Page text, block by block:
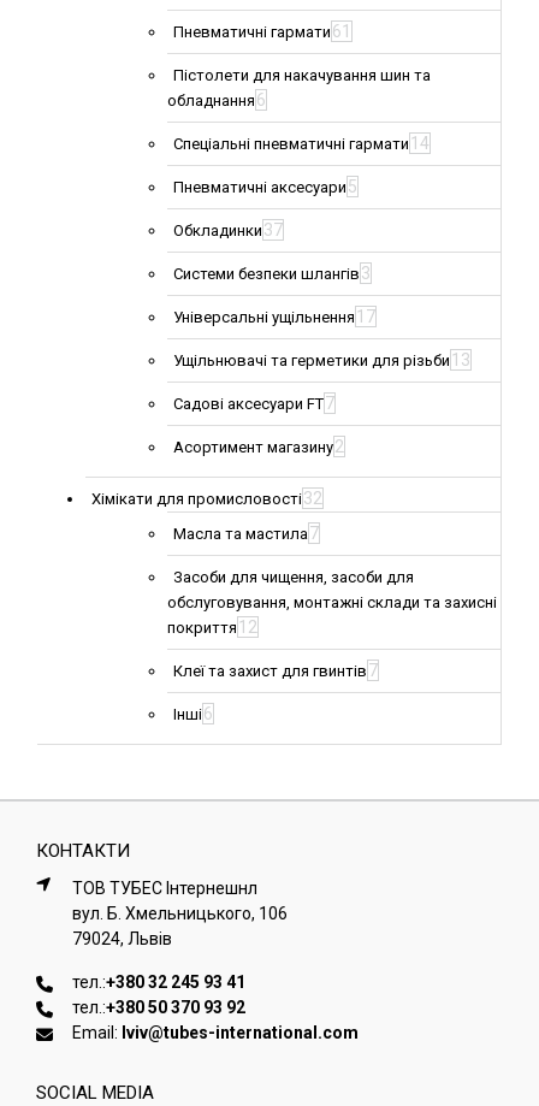
Пневматичні гармати 61
Пістолети для накачування шин та
обладнання 6
Спеціальні пневматичні гармати 14
Пневматичні аксесуари 5
Обкладинки 37
Системи безпеки шлангів 3
Універсальні ущільнення 17
Ущільнювачі та герметики для різьби 13
Садові аксесуари FT7
Асортимент магазину2
Хімікати для промисловості32
Масла та мастила7
Засоби для чищення, засоби для
обслуговування, монтажні склади та захисні
покриття 12
Клеї та захист для гвинтів 7
Інші6
КОНТАКТИ
ТОВ ТУБЕС Iнтернешнл
вул. Б. Хмельницького, 106
79024, Львiв
тел.:+380 32 245 93 41
тел.:+380 50 370 93 92
Email: lviv@tubes-international.com
SOCIAL MEDIA